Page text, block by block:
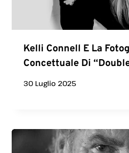
Kelli Connell E La
Concettuale Di
30 Luglio 2025